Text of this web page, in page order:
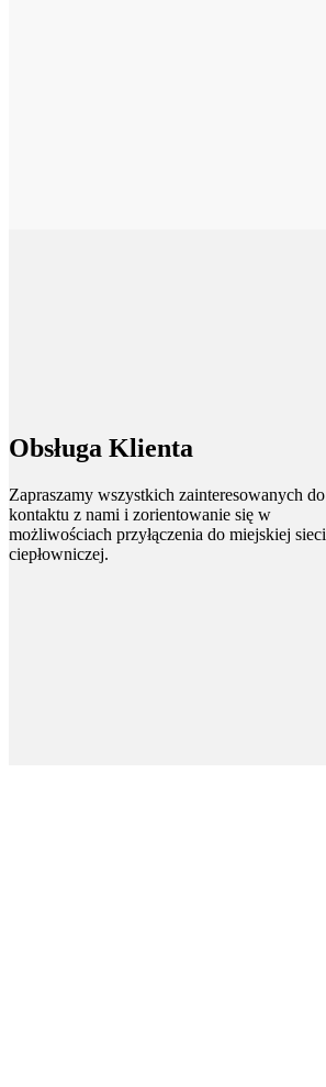
Obsługa Klienta
Zapraszamy wszystkich zainteresowanych do
kontaktu z nami i zorientowanie się w
możliwościach przyłączenia do miejskiej sieci
ciepłowniczej.